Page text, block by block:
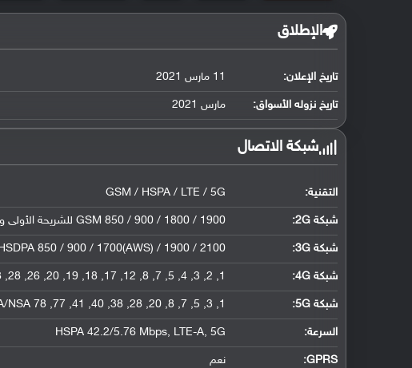
الإطلاق
تاريخ الإعلان: 11 مارس 2021
تاريخ نزوله الأسواق: مارس 2021
شبكة الاتصال
التقنية: GSM / HSPA / LTE / 5G
شبكة 2G: GSM 850 / 900 / 1800 / 1900 للشريحة الأولى والثانية
شبكة 3G :
850 / 900 / 1700(AWS) / 1900 / 2100
شبكة 4G :
1, 2, 3, 4, 5, 7, 8, 12, 17, 18, 19, 20, 26, 28, 38, 39, 40, 41, 66
شبكة 5G :
1, 3, 5, 7, 8, 20, 28, 38, 40, 41, 77, 78 SA/NSA
السرعة: HSPA 42.2/5.76 Mbps, LTE-A, 5G
GPRS: نعم